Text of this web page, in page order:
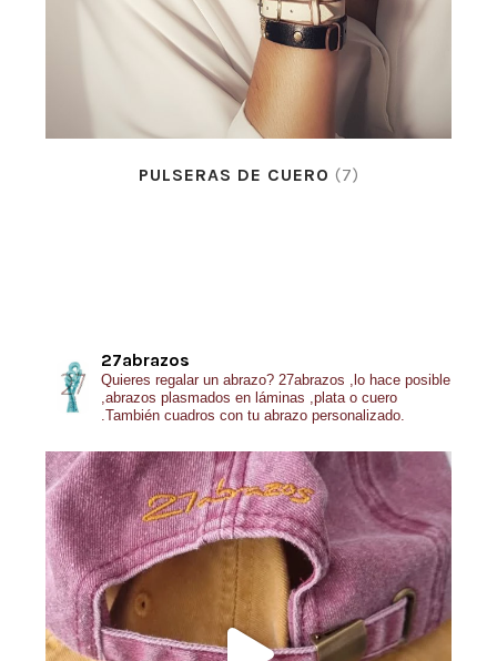
PULSERAS DE CUERO (7)
27abrazos
Quieres regalar un abrazo? 27abrazos ,lo hace posible
,abrazos plasmados en láminas ,plata o cuero
.También cuadros con tu abrazo personalizado.